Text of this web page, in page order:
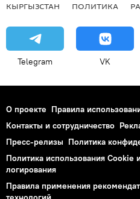
КЫРГЫЗСТАН ПОЛИТИКА
Telegram VK
О проекте Правила
Контакты и сотрудничество
Пресс-релизы Политика
Политика использования Cookie
логирования
Правила применения